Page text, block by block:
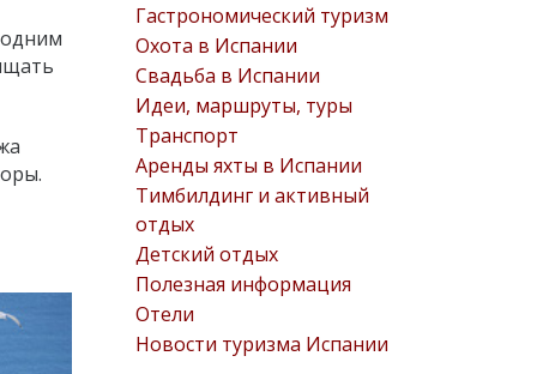
Гастрономический туризм
Охота в Испании
Свадьба в Испании
Идеи, маршруты, туры
Транспорт
Аренды яхты в Испании
Тимбилдинг и активный
отдых
Детский отдых
Полезная информация
Отели
Новости туризма Испании